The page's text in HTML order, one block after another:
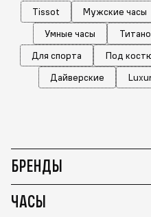
Tissot Мужские часы
Умные часы
Для спорта
Под
Дайверские
БРЕНДЫ
ЧАСЫ